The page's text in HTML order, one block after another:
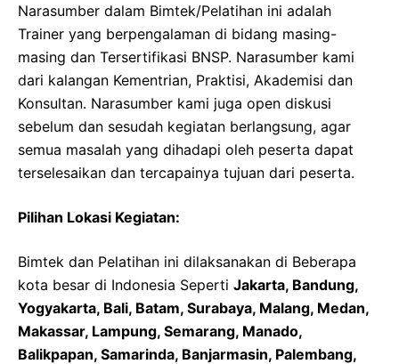
Narasumber dalam Bimtek/Pelatihan ini adalah
Trainer yang berpengalaman di bidang masing-
masing dan Tersertifikasi BNSP. Narasumber kami
dari kalangan Kementrian, Praktisi, Akademisi dan
Konsultan. Narasumber kami juga open diskusi
sebelum dan sesudah kegiatan berlangsung, agar
semua masalah yang dihadapi oleh peserta dapat
terselesaikan dan tercapainya tujuan dari peserta.
Pilihan Lokasi Kegiatan:
Bimtek dan Pelatihan ini dilaksanakan di Beberapa
kota besar di Indonesia Seperti Jakarta, Bandung,
Yogyakarta, Bali, Batam, Surabaya, Malang, Medan,
Makassar, Lampung, Semarang, Manado,
Balikpapan, Samarinda, Banjarmasin, Palembang,